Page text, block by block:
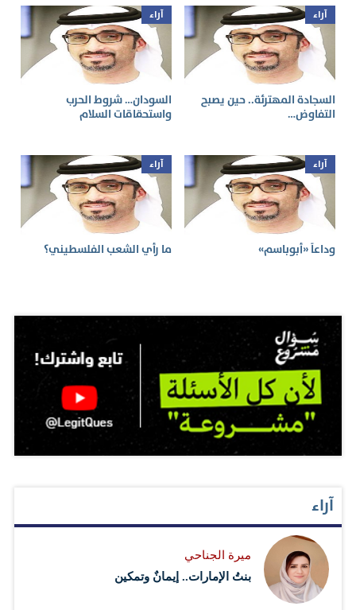
آراء
السجادة المهترئة.. حين يصبح
التفاوض…
آراء
السودان… شروط الحرب
واستحقاقات السلام
آراء
وداعاً «أبوباسم»
آراء
ما رأي الشعب الفلسطيني؟
آراء
ميرة الجناحي
بنتُ الإمارات.. إيمانٌ وتمكين